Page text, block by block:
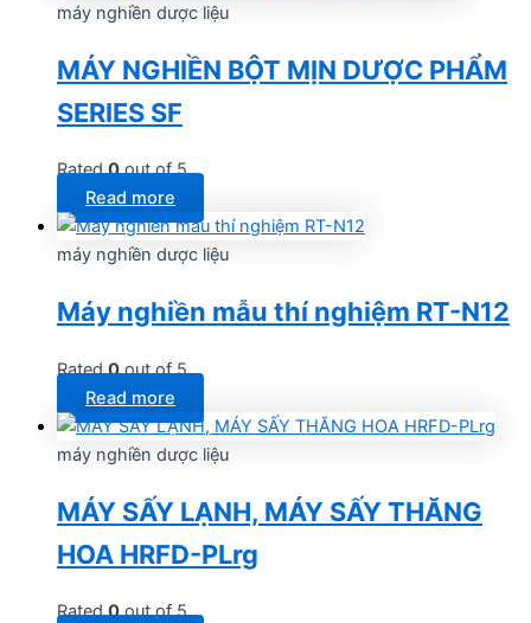
máy nghiền dược liệu
MÁY NGHIỀN BỘT MỊN DƯỢC PHẨM
SERIES SF
Rated0out of 5
Read more
máy nghiền dược liệu
Máy nghiền mẫu thí nghiệm RT-N12
Rated0out of 5
Read more
máy nghiền dược liệu
MÁY SẤY LẠNH, MÁY SẤY THĂNG
HOA HRFD-PLrg
Rated0out of 5